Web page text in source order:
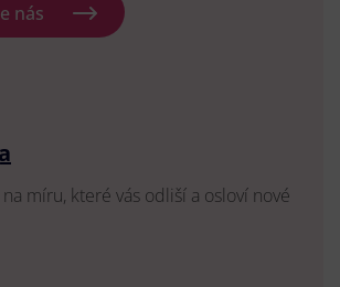
nás
míru, které vás odliší a osloví nové